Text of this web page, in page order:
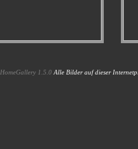
HomeGallery 1.5.0Alle Bilder auf dieser